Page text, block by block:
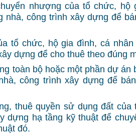
nhượng của tổ chức, hộ
công trình xây dựng để
tổ chức, hộ gia đình, cá
dựng để cho thuê theo đúng
toàn bộ hoặc một phần dự án
công trình xây dựng để
thuê quyền sử dụng đất
dựng hạ tầng kỹ thuật để
đó.